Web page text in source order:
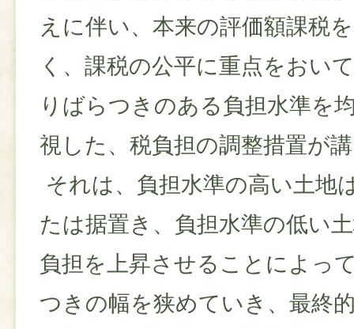
えに伴い、本来の評価額課税
く、課税の公平に重点をおい
りばらつきのある負担水準を
視した、税負担の調整措置が
それは、負担水準の高い土地
たは据置き、負担水準の低い
負担を上昇させることによっ
つきの幅を狭めていき、最終